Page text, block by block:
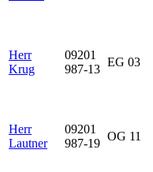
Herr
Krug
09201
987-13
EG 03
Herr
Lautner
09201
987-19
OG 11